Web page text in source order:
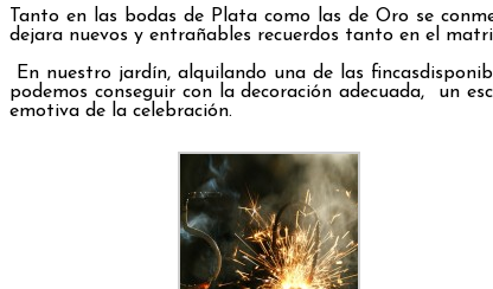
Tanto en las bodas de Plata como las de Oro se
dejara nuevos y entrañables recuerdos tanto en el
En nuestro jardín, alquilando una de las
podemos conseguir con la decoración adecuada, un
emotiva de la celebración.